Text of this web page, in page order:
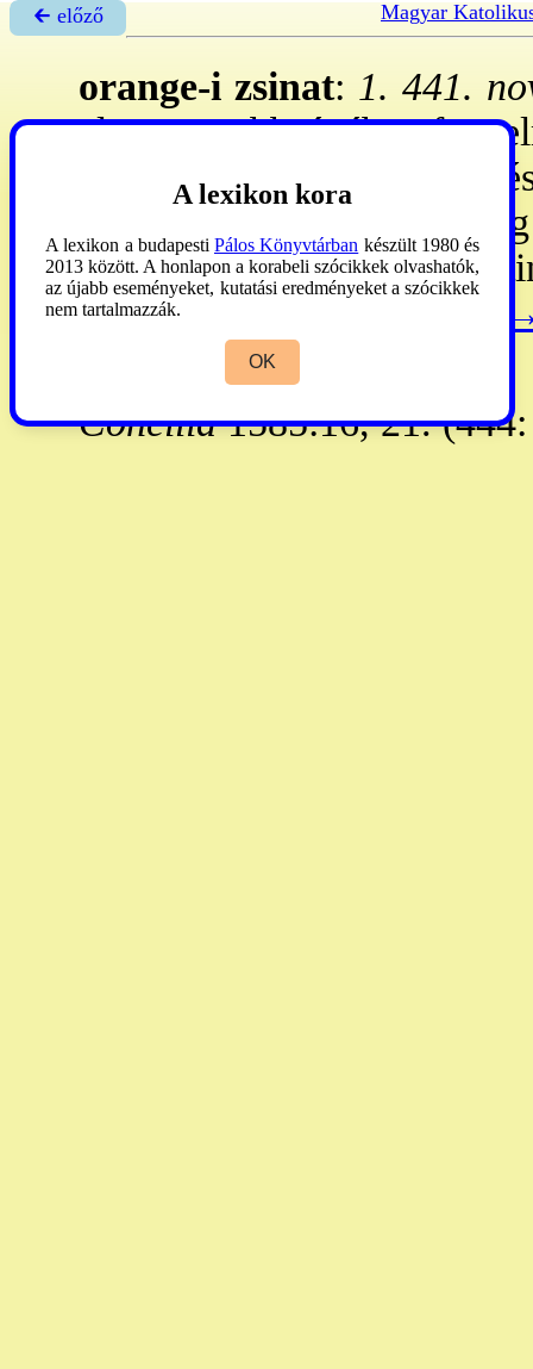
🡰 előző Magyar
orange-i zsinat: 1. 441.
alatt 30, többségében
Főként kegyelemtani
p. erősítette
a kegyelemről és a
Szt Ágoston, ezeket a
átvette. **
Concilia1585:16, 21.
A lexikon kora
A lexikon a budapesti Pálos Könyvtárban készült 1980 és
2013 között. A honlapon a korabeli szócikkek olvashatók,
az újabb eseményeket, kutatási eredményeket a szócikkek
nem tartalmazzák.
OK